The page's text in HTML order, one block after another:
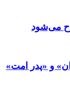
می‌شود
و «پدر امت»